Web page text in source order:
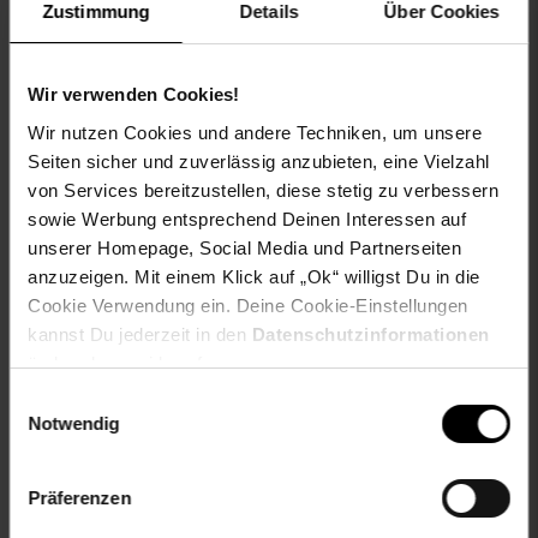
Zustimmung Details Über Cookies
Wir verwenden Cookies!
Wir nutzen Cookies und andere Techniken, um unsere
Seiten sicher und zuverlässig anzubieten, eine Vielzahl
von Services bereitzustellen, diese stetig zu verbessern
sowie Werbung entsprechend Deinen Interessen auf
unserer Homepage, Social Media und Partnerseiten
anzuzeigen. Mit einem Klick auf „Ok“ willigst Du in die
Cookie Verwendung ein. Deine Cookie-Einstellungen
kannst Du jederzeit in den Datenschutzinformationen
ändern bzw. widerrufen.
Notwendig
Präferenzen
Herstellerinformationen
Fußzeile
Weitere Online-Angebote
Netto Reisen Weinwelt